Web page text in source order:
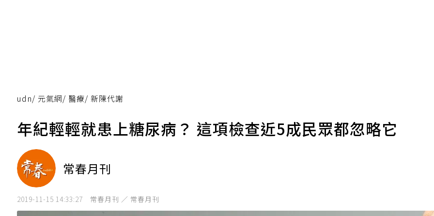
udn/ 元氣網/ 醫療/ 新陳代謝
年紀輕輕就患上糖尿病？ 這項檢查近5成民眾都忽略它
常春月刊
2019-11-15 14:33:27 常春月刊 ／ 常春月刊